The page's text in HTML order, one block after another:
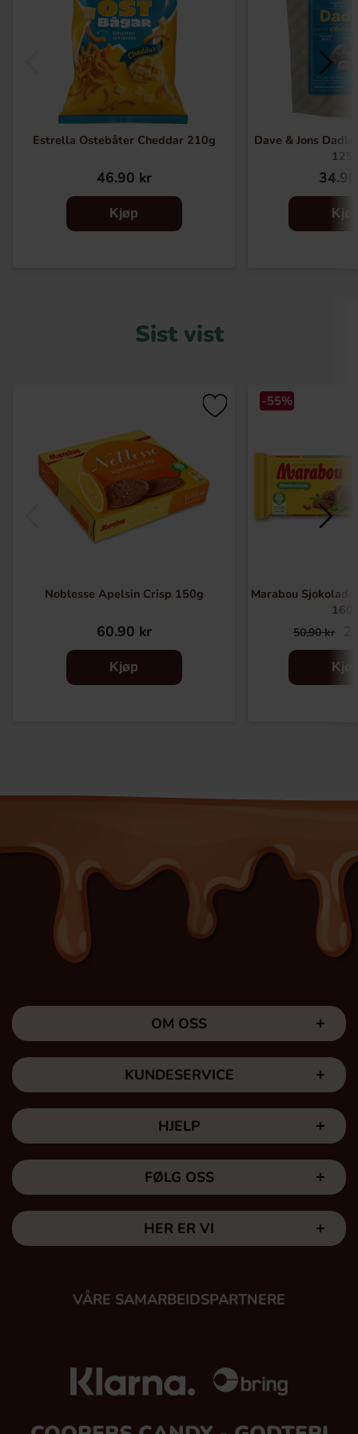
Estrella Ostebåter Cheddar 210g
46.90 kr
Kjøp
Dave & Jons
Sist vist
Noblesse Apelsin Crisp 150g
60.90 kr
Kjøp
-55%
Marabou
50.90 kr
OM OSS
KUNDESERVICE
HJELP
FØLG OSS
HER ER VI
VÅRE SAMARBEIDSPARTNERE